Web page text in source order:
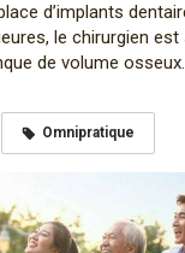
d’implants
le chirurgien
de volume osseux.
Omnipratique